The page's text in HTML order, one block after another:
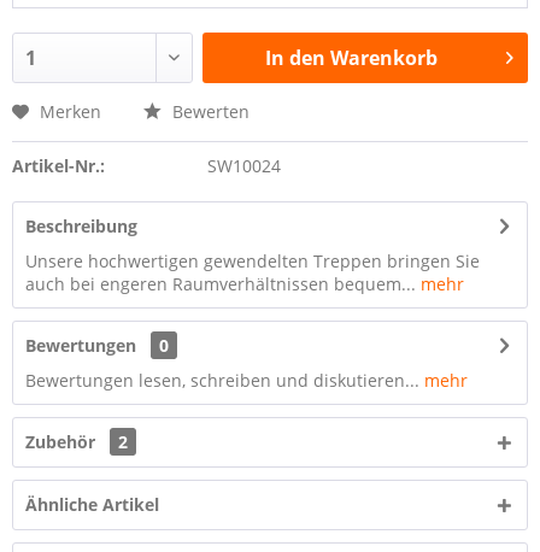
In den Warenkorb
Merken Bewerten
Artikel-Nr.: SW10024
Beschreibung
Unsere hochwertigen gewendelten Treppen bringen Sie
auch bei engeren Raumverhältnissen bequem... mehr
Bewertungen
0
Bewertungen lesen, schreiben und diskutieren... mehr
Zubehör 2
Ähnliche Artikel